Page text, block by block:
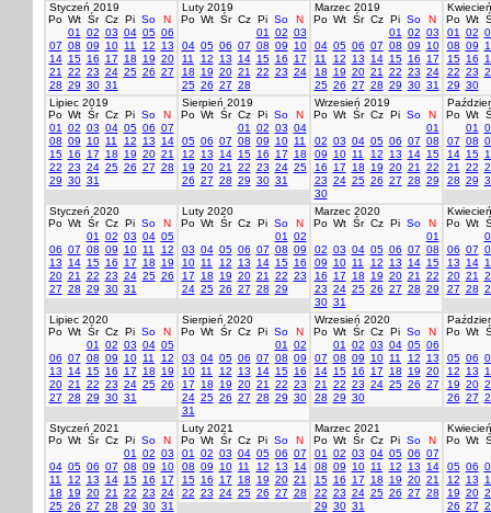
Styczeń 2019
Po Wt Śr Cz Pi So
N
01
02 03 04 05 06
07 08 09 10 11 12
13
14 15 16 17 18 19 20
21
22 23 24 25 26 27
28 29 30 31
Luty 2019
Po Wt Śr Cz Pi So
N
01
02 03
04 05 06 07 08 09
10
11
12 13 14 15 16
17
18
19 20 21 22 23 24
25 26 27 28
Marzec 2019
Po Wt Śr Cz Pi So
N
01
02 03
04 05 06 07 08 09
10
11
12 13 14 15 16
17
18
19 20 21 22 23 24
25 26 27 28 29 30 31
Po Wt
01
02
08 09
15 16
22 23
29 30
Lipiec 2019
Po Wt Śr Cz Pi So
N
01
02 03 04 05 06 07
08 09 10 11 12 13
14
15 16 17 18 19 20 21
22 23 24 25 26 27 28
29 30 31
Sierpień 2019
Po Wt Śr Cz Pi So
N
01
02 03 04
05 06 07 08 09 10 11
12
13 14 15 16 17
18
19 20 21 22 23 24 25
26 27 28 29 30 31
Wrzesień 2019
Po Wt Śr Cz Pi So
N
01
02 03 04 05 06 07 08
09
10 11 12 13 14 15
16
17 18 19 20 21
22
23 24 25 26 27 28 29
30
Po Wt
01
07 08
14 15
21
22
28 29
Styczeń 2020
Po Wt Śr Cz Pi So
N
01
02 03 04 05
06 07 08 09 10 11
12
13
14 15 16 17 18
19
20 21 22 23 24 25 26
27 28 29 30 31
Luty 2020
Po Wt Śr Cz Pi So
N
01
02
03 04 05 06 07 08 09
10 11 12 13 14 15 16
17
18 19 20 21 22 23
24 25 26 27 28 29
Marzec 2020
Po Wt Śr Cz Pi So
N
01
02 03 04 05 06 07 08
09
10 11 12 13 14 15
16
17 18 19 20 21
22
23 24 25 26 27 28 29
30 31
Po Wt
06 07
13
14
20 21
27 28
Lipiec 2020
Po Wt Śr Cz Pi So
N
01
02 03 04 05
06 07 08 09 10 11
12
13
14 15 16 17 18
19
20 21 22 23 24 25 26
27 28 29 30 31
Sierpień 2020
Po Wt Śr Cz Pi So
N
01
02
03 04 05 06 07 08 09
10 11 12 13 14 15 16
17
18 19 20 21 22 23
24 25 26 27 28 29 30
31
Wrzesień 2020
Po Wt Śr Cz Pi So
N
01
02 03 04 05 06
07 08 09 10 11 12
13
14 15 16 17 18 19 20
21
22 23 24 25 26 27
28 29 30
Po Wt
05 06
12
13
19 20
26 27
Styczeń 2021
Po Wt Śr Cz Pi So
N
01
02 03
04 05 06 07 08 09
10
11
12 13 14 15 16
17
18
19 20 21 22 23 24
25 26 27 28 29 30 31
Luty 2021
Po Wt Śr Cz Pi So
N
01
02 03 04 05 06 07
08 09 10 11 12 13
14
15 16 17 18 19 20 21
22 23 24 25 26 27 28
Marzec 2021
Po Wt Śr Cz Pi So
N
01
02 03 04 05 06 07
08 09 10 11 12 13
14
15 16 17 18 19 20 21
22 23 24 25 26 27 28
29 30 31
Po Wt
05 06
12
13
19 20
26 27